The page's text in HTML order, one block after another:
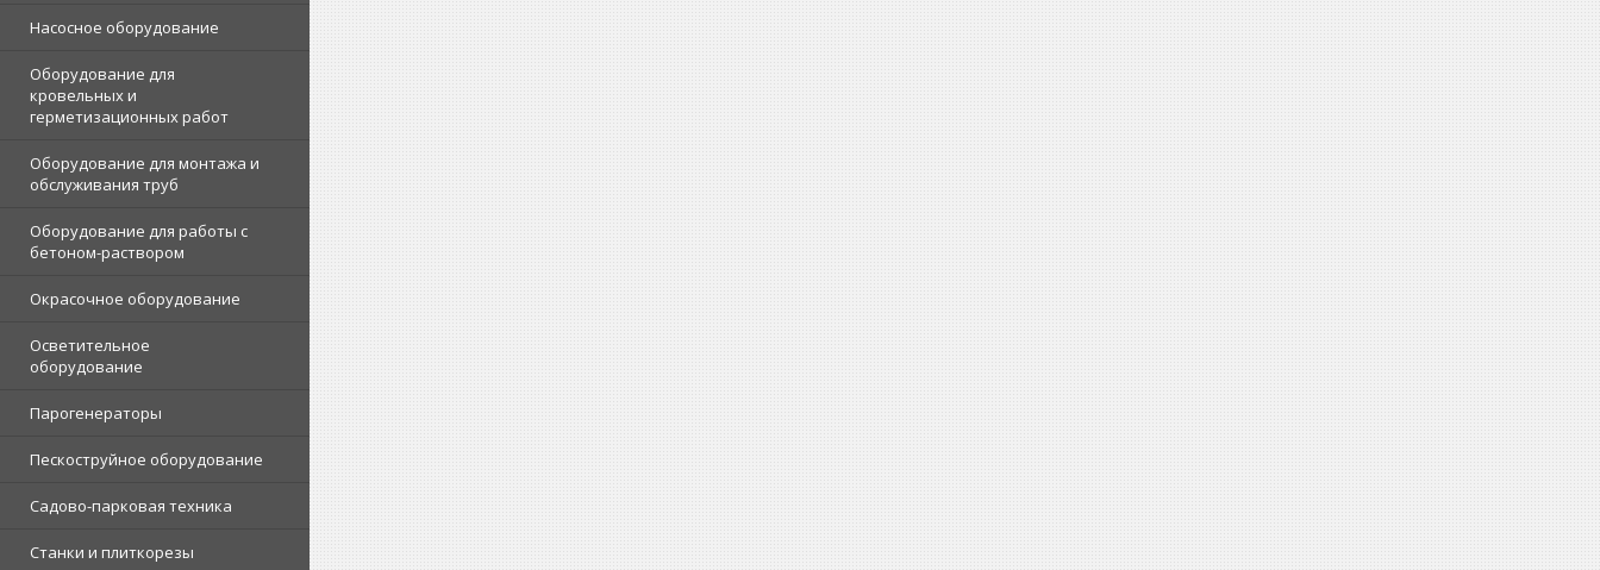
Насосное оборудование
Оборудование для
кровельных и
герметизационных работ
Оборудование для монтажа и
обслуживания труб
Оборудование для работы с
бетоном-раствором
Окрасочное оборудование
Осветительное
оборудование
Парогенераторы
Пескоструйное оборудование
Садово-парковая техника
Станки и плиткорезы